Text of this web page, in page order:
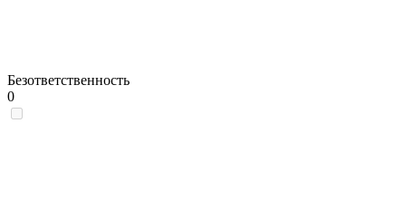
Безответственность
0